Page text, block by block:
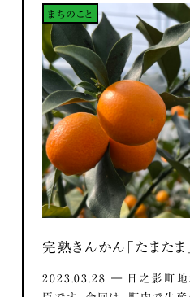
まちのこと
完熟きんかん「たまたま
2023.03.28 ― 日之影町地